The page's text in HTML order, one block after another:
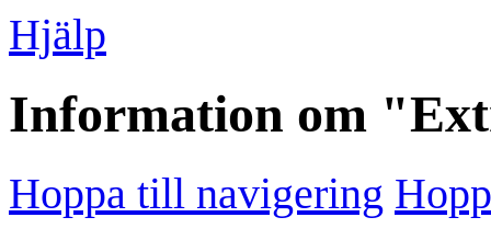
Hjälp
Information om
Hoppa till navigering